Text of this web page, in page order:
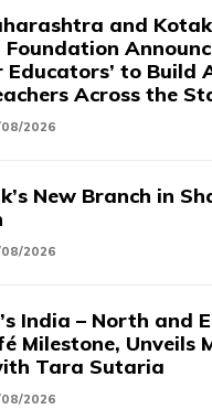
and Kotak
to Build
Across the
2026
New Branch in
2026
India – North and
Milestone, Unveils
Tara Sutaria
2026